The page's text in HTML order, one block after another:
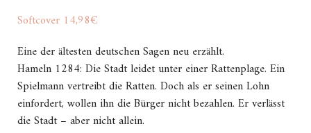
Softcover 14,98€
Eine der ältesten deutschen Sagen neu erzählt.
Hameln 1284: Die Stadt leidet unter einer Rattenplage. Ein
Spielmann vertreibt die Ratten. Doch als er seinen Lohn
einfordert, wollen ihn die Bürger nicht bezahlen. Er verlässt
die Stadt – aber nicht allein.